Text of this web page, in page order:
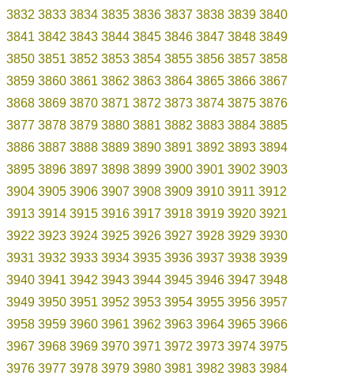
3832 3833 3834 3835 3836 3837 3838 3839 3840
3841 3842 3843 3844 3845 3846 3847 3848 3849
3850 3851 3852 3853 3854 3855 3856 3857 3858
3859 3860 3861 3862 3863 3864 3865 3866 3867
3868 3869 3870 3871 3872 3873 3874 3875 3876
3877 3878 3879 3880 3881 3882 3883 3884 3885
3886 3887 3888 3889 3890 3891 3892 3893 3894
3895 3896 3897 3898 3899 3900 3901 3902 3903
3904 3905 3906 3907 3908 3909 3910 3911 3912
3913 3914 3915 3916 3917 3918 3919 3920 3921
3922 3923 3924 3925 3926 3927 3928 3929 3930
3931 3932 3933 3934 3935 3936 3937 3938 3939
3940 3941 3942 3943 3944 3945 3946 3947 3948
3949 3950 3951 3952 3953 3954 3955 3956 3957
3958 3959 3960 3961 3962 3963 3964 3965 3966
3967 3968 3969 3970 3971 3972 3973 3974 3975
3976 3977 3978 3979 3980 3981 3982 3983 3984